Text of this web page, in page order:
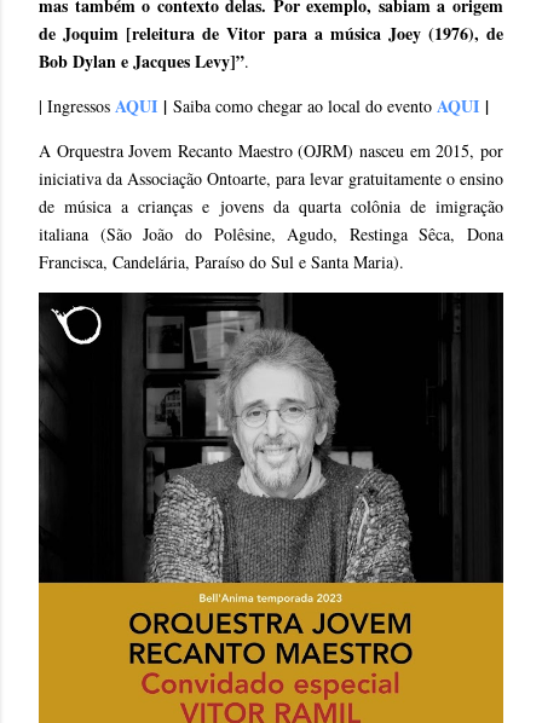
mas também o contexto delas. Por exemplo, sabiam a origem
de Joquim [releitura de Vitor para a música Joey (1976), de
Bob Dylan e Jacques Levy]”.
| Ingressos AQUI | Saiba como chegar ao local do evento AQUI |
A Orquestra Jovem Recanto Maestro (OJRM) nasceu em 2015, por
iniciativa da Associação Ontoarte, para levar gratuitamente o ensino
de música a crianças e jovens da quarta colônia de imigração
italiana (São João do Polêsine, Agudo, Restinga Sêca, Dona
Francisca, Candelária, Paraíso do Sul e Santa Maria).